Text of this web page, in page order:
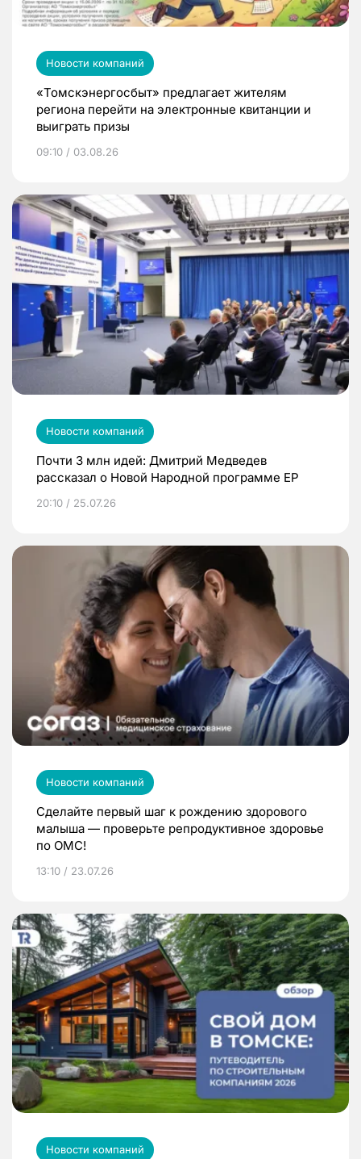
Новости компаний
«Томскэнергосбыт» предлагает жителям
региона перейти на электронные квитанции и
выиграть призы
09:10 / 03.08.26
Новости компаний
Почти 3 млн идей: Дмитрий Медведев
рассказал о Новой Народной программе ЕР
20:10 / 25.07.26
Новости компаний
Сделайте первый шаг к рождению здорового
малыша — проверьте репродуктивное здоровье
по ОМС!
13:10 / 23.07.26
Новости компаний